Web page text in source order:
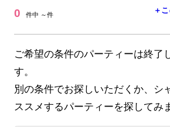
0 件中 ～件 ＋
ご希望の条件のパーティーは終了
す。
別の条件でお探しいただくか、シ
ススメするパーティーを探してみ